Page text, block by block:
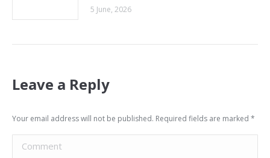
5 June, 2026
Leave a Reply
Your email address will not be published. Required fields are marked *
Comment